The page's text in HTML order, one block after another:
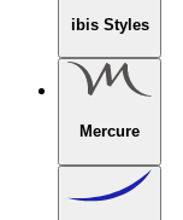
ibis Styles
Mercure